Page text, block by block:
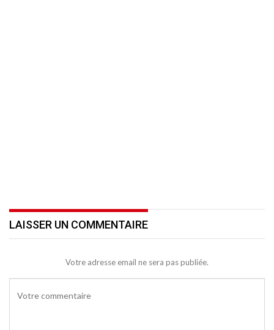
LAISSER UN COMMENTAIRE
Votre adresse email ne sera pas publiée.